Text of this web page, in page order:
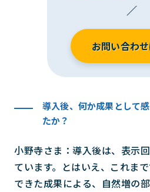
／
お問い合わ
導入後、何か成果として
たか？
小野寺さま：導入後は、表示
ています。とはいえ、これま
できた成果による、自然増の